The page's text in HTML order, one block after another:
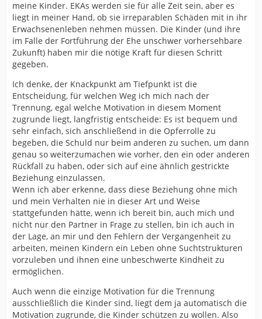
meine Kinder. EKAs werden sie für alle Zeit sein, aber es
liegt in meiner Hand, ob sie irreparablen Schäden mit in ihr
Erwachsenenleben nehmen müssen. Die Kinder (und ihre
im Falle der Fortführung der Ehe unschwer vorhersehbare
Zukunft) haben mir die nötige Kraft für diesen Schritt
gegeben.
Ich denke, der Knackpunkt am Tiefpunkt ist die
Entscheidung, für welchen Weg ich mich nach der
Trennung, egal welche Motivation in diesem Moment
zugrunde liegt, langfristig entscheide: Es ist bequem und
sehr einfach, sich anschließend in die Opferrolle zu
begeben, die Schuld nur beim anderen zu suchen, um dann
genau so weiterzumachen wie vorher, den ein oder anderen
Rückfall zu haben, oder sich auf eine ähnlich gestrickte
Beziehung einzulassen.
Wenn ich aber erkenne, dass diese Beziehung ohne mich
und mein Verhalten nie in dieser Art und Weise
stattgefunden hätte, wenn ich bereit bin, auch mich und
nicht nur den Partner in Frage zu stellen, bin ich auch in
der Lage, an mir und den Fehlern der Vergangenheit zu
arbeiten, meinen Kindern ein Leben ohne Suchtstrukturen
vorzuleben und ihnen eine unbeschwerte Kindheit zu
ermöglichen.
Auch wenn die einzige Motivation für die Trennung
ausschließlich die Kinder sind, liegt dem ja automatisch die
Motivation zugrunde, die Kinder schützen zu wollen. Also